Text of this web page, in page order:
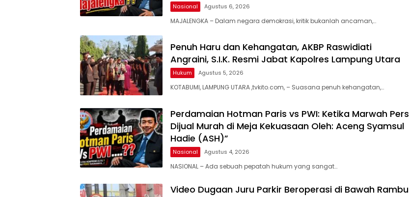
Nasional Agustus 6, 2026
MAJALENGKA – Dalam negara demokrasi, kritik bukanlah ancaman,…
Penuh Haru dan Kehangatan, AKBP Raswidiati
Angraini, S.I.K. Resmi Jabat Kapolres Lampung Utara
Hukum Agustus 5, 2026
KOTABUMI, LAMPUNG UTARA ,tvkito.com, – Suasana penuh kehangatan,…
Perdamaian Hotman Paris vs PWI: Ketika Marwah Pers
Dijual Murah di Meja Kekuasaan Oleh: Aceng Syamsul
Hadie (ASH)”
Nasional Agustus 4, 2026
NASIONAL – Ada sebuah pepatah hukum yang sangat…
Video Dugaan Juru Parkir Beroperasi di Bawah Rambu